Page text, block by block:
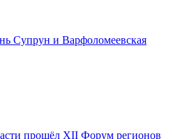
Супрун и Варфоломеевская
прошёл XII Форум регионов